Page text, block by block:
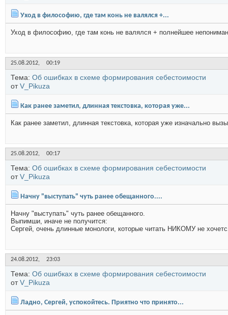
Уход в философию, где там конь не валялся +...
Уход в философию, где там конь не валялся + полнейшее
25.08.2012, 00:19
Тема: Об ошибках в схеме формирования себестоимости
отV_Pikuza
Как ранее заметил, длинная текстовка, которая уже...
Как ранее заметил, длинная текстовка, которая уже изначально
25.08.2012, 00:17
Тема: Об ошибках в схеме формирования себестоимости
отV_Pikuza
Начну "выступать" чуть ранее обещанного....
Начну "выступать" чуть ранее обещанного.
Выпимши, иначе не получится:
Сергей, очень длинные монологи, которые читать НИКОМУ не
24.08.2012, 23:03
Тема: Об ошибках в схеме формирования себестоимости
отV_Pikuza
Ладно, Сергей, успокойтесь. Приятно что принято...